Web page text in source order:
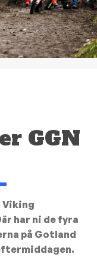
GGN
Viking
har ni de fyra
på Gotland